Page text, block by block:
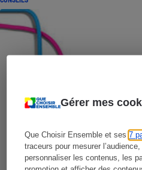
Gérer mes
Que Choisir Ensemble et ses7
traceurs pour mesurer
personnaliser les contenus, les